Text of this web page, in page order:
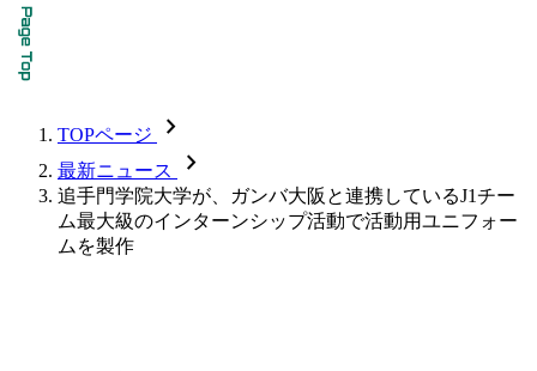
TOPページ chevron_forward
最新ニュース chevron_forward
追手門学院大学が、ガンバ大阪と連携しているJ1チー
ム最大級のインターンシップ活動で活動用ユニフォー
ムを製作